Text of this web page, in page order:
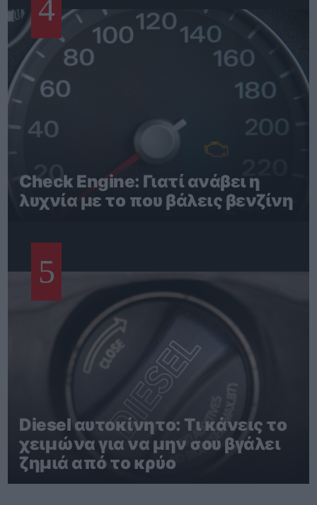
4
Check Engine: Γιατί ανάβει η
λυχνία με το που βάλεις βενζίνη
5
Diesel αυτοκίνητο: Τι κάνεις το
χειμώνα για να μην σου βγάλει
ζημιά από το κρύο